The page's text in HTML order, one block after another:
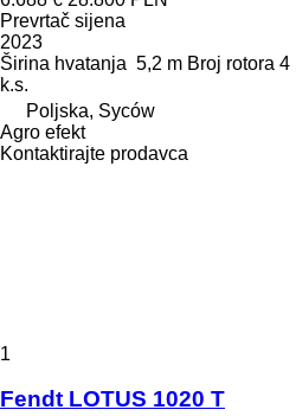
Prevrtač sijena
2023
Širina hvatanja 5,2 m Broj rotora 4
k.s.
Poljska, Syców
Agro efekt
Kontaktirajte prodavca
1
Fendt LOTUS 1020 T